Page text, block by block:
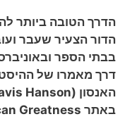
הדרך הטובה ביותר
הדור הצעיר שעבר
בבתי הספר
דרך מאמרו של